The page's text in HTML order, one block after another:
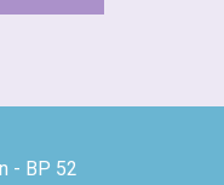
- BP 52